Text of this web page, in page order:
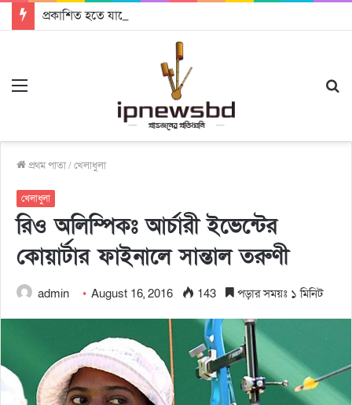
প্রকাশিত হতে যাচ্ছে দি রাবুগার নতুন গান ‘Baljanggi’
প্রথম পাতা/খেলাধুলা
খেলাধুলা
রিও অলিম্পিকঃ আর্চারী ইভেন্টের
কোয়ার্টার ফাইনালে সান্তাল তরুণী
admin August 16, 2016 143 পড়ার সময়ঃ ১ মিনিট